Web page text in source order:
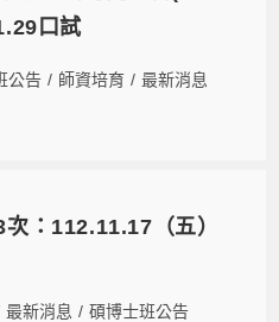
口試
公告 / 師資培育 / 最新消息
：112.11.17（五）
最新消息 / 碩博士班公告